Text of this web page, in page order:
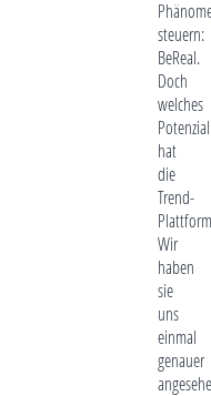
steuern:
BeReal.
Doch
welches
Potenzial
hat
die
Trend-
Wir
haben
sie
uns
einmal
genauer